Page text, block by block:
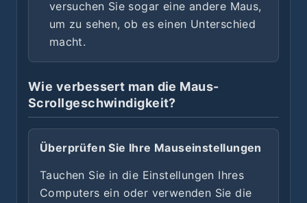
versuchen Sie sogar eine andere Maus,
um zu sehen, ob es einen Unterschied
macht.
Wie verbessert man die Maus-
Scrollgeschwindigkeit?
Überprüfen Sie Ihre Mauseinstellungen
Tauchen Sie in die Einstellungen Ihres
Computers ein oder verwenden Sie die